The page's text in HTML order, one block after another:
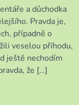
a důchodka
Pravda je,
případně o
veselou příhodu,
ještě nechodím
že […]